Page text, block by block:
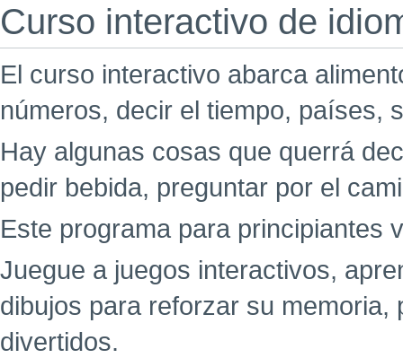
Curso interactivo de
El curso interactivo abarca
números, decir el tiempo, países,
Hay algunas cosas que querrá
pedir bebida, preguntar por el
Este programa para principiantes
Juegue a juegos interactivos,
dibujos para reforzar su
divertidos.